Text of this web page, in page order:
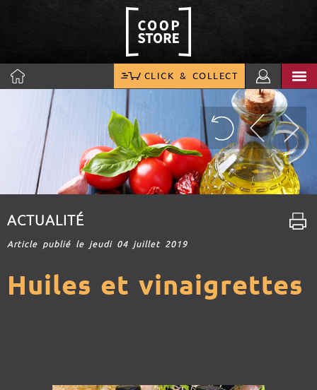
CLICK & COLLECT
ACTUALITÉ
Article publié le jeudi 04 juillet 2019
Huiles et vinaigrettes